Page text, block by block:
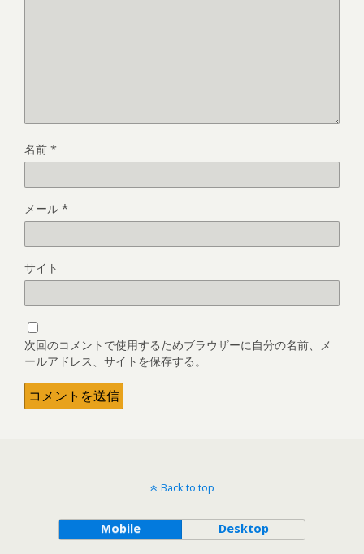
名前 *
メール *
サイト
次回のコメントで使用するためブラウザーに自分の名前、メ
ールアドレス、サイトを保存する。
Back to top
Mobile Desktop